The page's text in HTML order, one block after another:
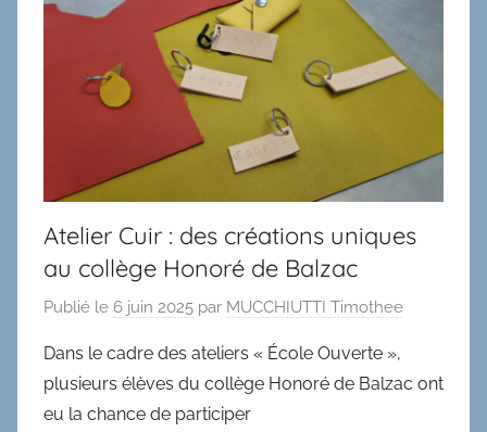
Atelier Cuir : des créations uniques
au collège Honoré de Balzac
Publié le 6 juin 2025 par MUCCHIUTTI Timothee
Dans le cadre des ateliers « École Ouverte »,
plusieurs élèves du collège Honoré de Balzac ont
eu la chance de participer